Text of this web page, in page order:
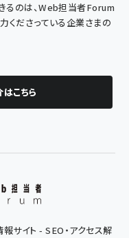
るのは、Web担当者Forum
くださっている企業さまの
こちら
サイト - SEO・アクセス解